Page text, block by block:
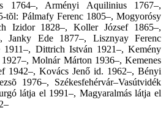
1764–, Arményi Aquilinius 1767–,
tõl: Pálmafy Ferenc 1805–, Mogyorósy
Izidor 1828–, Koller József 1865–,
Janky Ede 1877–, Lisznyay Ferenc
1911–, Dittrich István 1921–, Kemény
Molnár Márton 1936–, Kemenes
1942–, Kovács Jenő id. 1962–, Bényi
1976–, Székesfehérvár–Vasútvidék
látja el 1991–, Magyaralmás látja el